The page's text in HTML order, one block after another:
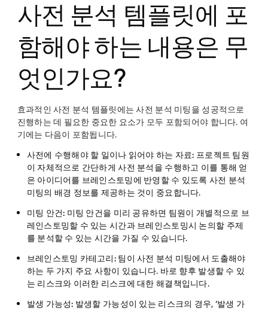
사전 분석 템플릿에 포
함해야 하는 내용은 무
엇인가요?
효과적인 사전 분석 템플릿에는 사전 분석 미팅을 성공적으로
진행하는 데 필요한 중요한 요소가 모두 포함되어야 합니다. 여
기에는 다음이 포함됩니다.
사전에 수행해야 할 일이나 읽어야 하는 자료: 프로젝트 팀원
이 자체적으로 간단하게 사전 분석을 수행하고 이를 통해 얻
은 아이디어를 브레인스토밍에 반영할 수 있도록 사전 분석
미팅의 배경 정보를 제공하는 것이 중요합니다.
미팅 안건: 미팅 안건을 미리 공유하면 팀원이 개별적으로 브
레인스토밍할 수 있는 시간과 브레인스토밍시 논의할 주제
를 분석할 수 있는 시간을 가질 수 있습니다.
브레인스토밍 카테고리: 팀이 사전 분석 미팅에서 도출해야
하는 두 가지 주요 사항이 있습니다. 바로 향후 발생할 수 있
는 리스크와 이러한 리스크에 대한 해결책입니다.
발생 가능성: 발생할 가능성이 있는 리스크의 경우, ‘발생 가